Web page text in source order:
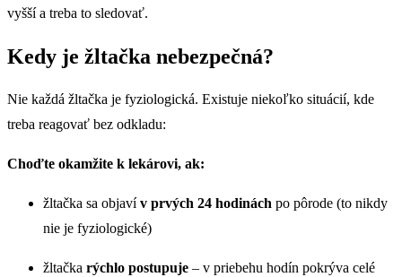
vyšší a treba to sledovať.
Kedy je žltačka nebezpečná?
Nie každá žltačka je fyziologická. Existuje niekoľko situácií, kde
treba reagovať bez odkladu:
Choďte okamžite k lekárovi, ak:
žltačka sa objavív prvých 24 hodinách po pôrode (to nikdy
nie je fyziologické)
žltačka rýchlo postupuje – v priebehu hodín pokrýva celé